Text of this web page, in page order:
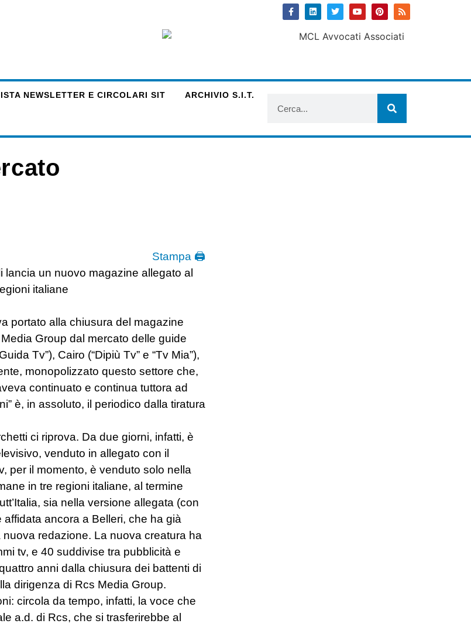
NEWSLETTER E CIRCOLARI SIT ARCHIVIO S.I.T.
Stampa 🖨
lancia un nuovo magazine allegato al
italiane
portato alla chiusura del magazine
Group dal mercato delle guide
Tv”), Cairo (“Dipiù Tv” e “Tv Mia”),
monopolizzato questo settore che,
continuato e continua tuttora ad
è, in assoluto, il periodico dalla tiratura
ci riprova. Da due giorni, infatti, è
venduto in allegato con il
per il momento, è venduto solo nella
in tre regioni italiane, al termine
sia nella versione allegata (con
ancora a Belleri, che ha già
redazione. La nuova creatura ha
tv, e 40 suddivise tra pubblicità e
anni dalla chiusura dei battenti di
dirigenza di Rcs Media Group.
circola da tempo, infatti, la voce che
a.d. di Rcs, che si trasferirebbe al